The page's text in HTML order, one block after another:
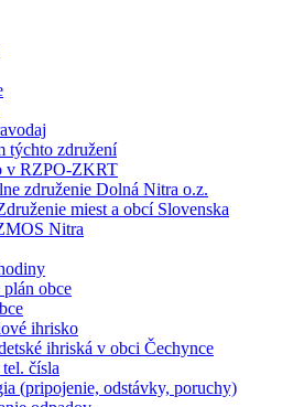
týchto združení
v RZPO-ZKRT
združenie Dolná Nitra o.z.
miest a obcí Slovenska
Nitra
obce
ihrisko
ihriská v obci Čechynce
čísla
(pripojenie, odstávky, poruchy)